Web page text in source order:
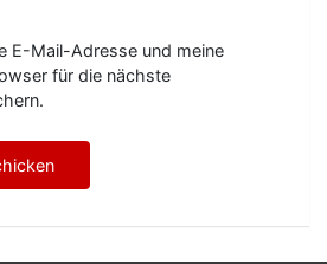
E-Mail-Adresse und meine
für die nächste